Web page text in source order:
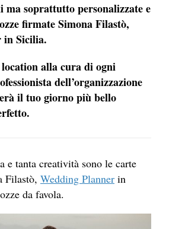
soprattutto personalizzate e
firmate Simona Filastò,
in Sicilia.
alla cura di ogni
dell’organizzazione
il tuo giorno più bello
e tanta creatività sono le carte
Filastò, Wedding Planner in
da favola.